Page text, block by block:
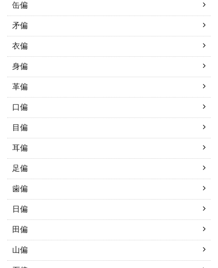
缶偏
矛偏
衣偏
身偏
革偏
口偏
目偏
耳偏
足偏
歯偏
日偏
田偏
山偏